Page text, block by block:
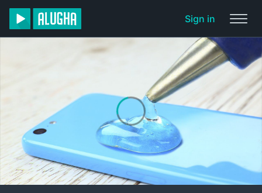
Sign in